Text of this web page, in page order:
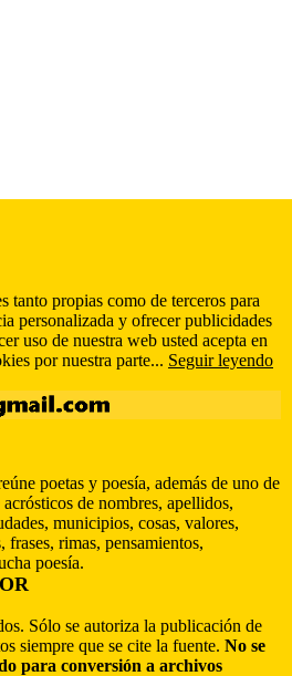
tanto propias como de terceros para
personalizada y ofrecer publicidades
uso de nuestra web usted acepta en
por nuestra parte... Seguir leyendo
poetas y poesía, además de uno de
de nombres, apellidos,
municipios, cosas, valores,
rimas, pensamientos,
poesía.
Sólo se autoriza la publicación de
siempre que se cite la fuente. No se
para conversión a archivos